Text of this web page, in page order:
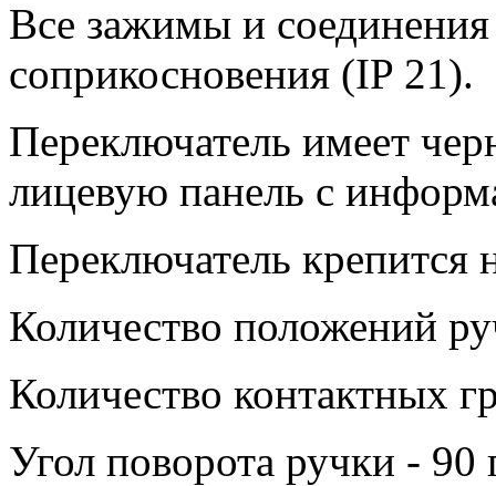
Все зажимы и
соприкосновения (IP 21).
Переключатель имеет
лицевую панель с
Переключатель крепится
Количество положений
Количество контактных
Угол поворота ручки - 90